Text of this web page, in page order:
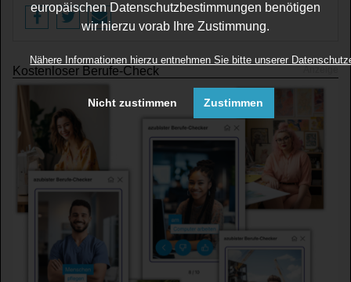
europäischen Datenschutzbestimmungen benötigen
wir hierzu vorab Ihre Zustimmung.
Nähere Informationen hierzu entnehmen Sie bitte unserer
Nicht zustimmen Zustimmen
Kostenloser Berufe-Check